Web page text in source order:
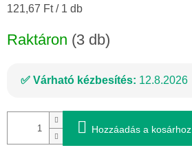
Egységár:
121,67 Ft / 1 db
Raktáron (3 db)
Várható kézbesítés: 12.8.2026
Hozzáadás a kosárhoz